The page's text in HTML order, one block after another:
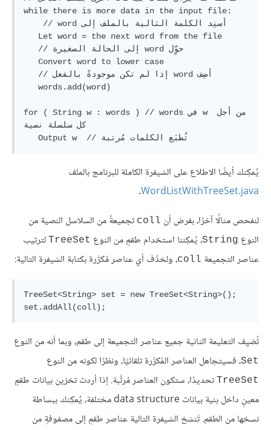
while there is more data in the input file:
for ( String w : words ) // words في w من أجل
كل سلسلة نصية
يُمكِنك أيضًا الاطلاع على الشيفرة الكاملة للبرنامج بالملف
WordListWithTreeSet.java
.
لنفحص مثالًا آخرًا، بفرض أن coll تجميعةٌ من السلاسل النصية من
النوع String، يُمكِننا استخدام طقمٍ من النوع TreeSet لترتيب
عناصر التجميعة coll، ولحَذْف أي عناصر مُكرَّرة بكتابة الشيفرة التالية:
TreeSet<String> set = new TreeSet<String>();
تُضيِف التعليمة الثانية جميع عناصر التجميعة إلى طقم، وبما أنه من النوع
Set، فسيتجاهل العناصر المُكرَّرة تلقائيًا، ونظرًا لكونه من النوع
TreeSet تحديدًا، ستكون العناصر مُرتَّبة. إذا أردت تخزين بيانات طقمٍ
معينٍ داخل بنية بيانات data structure مختلفة، يُمكِنك ببساطة
نسخها من الطقم. تَنسَخ الشيفرة التالية عناصر طقمٍ إلى مصفوفةٍ من